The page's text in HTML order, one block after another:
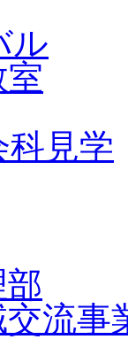
ル
見学
流事